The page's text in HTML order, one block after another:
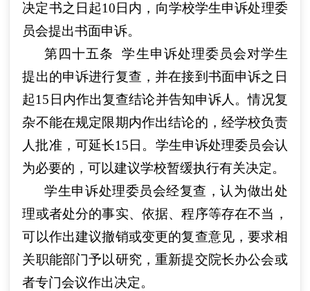
决定书之日起10日内，向学校学生申诉处理委
员会提出书面申诉。
第四十五条
学生申诉处理委员会对学生
提出的申诉进行复查，并在接到书面申诉之日
起15日内作出复查结论并告知申诉人。情况复
杂不能在规定限期内作出结论的，经学校负责
人批准，可延长15日。学生申诉处理委员会认
为必要的，可以建议学校暂缓执行有关决定。
学生申诉处理委员会经复查，认为做出处
理或者处分的事实、依据、程序等存在不当，
可以作出建议撤销或变更的复查意见，要求相
关职能部门予以研究，重新提交院长办公会或
者专门会议作出决定。